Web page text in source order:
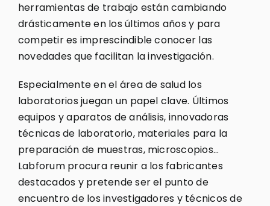
herramientas de trabajo están cambiando
drásticamente en los últimos años y para
competir es imprescindible conocer las
novedades que facilitan la investigación.
Especialmente en el área de salud los
laboratorios juegan un papel clave. Últimos
equipos y aparatos de análisis, innovadoras
técnicas de laboratorio, materiales para la
preparación de muestras, microscopios…
Labforum procura reunir a los fabricantes
destacados y pretende ser el punto de
encuentro de los investigadores y técnicos de